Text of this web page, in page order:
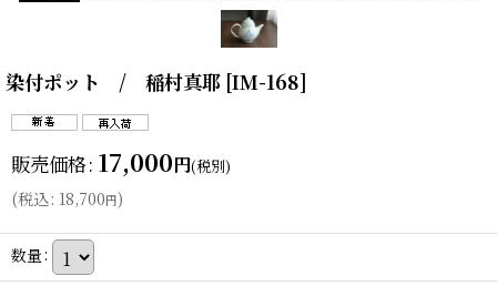
染付ポット / 稲村真耶 [IM-168]
販売価格: 17,000円(税別)
(税込: 18,700円)
数量: